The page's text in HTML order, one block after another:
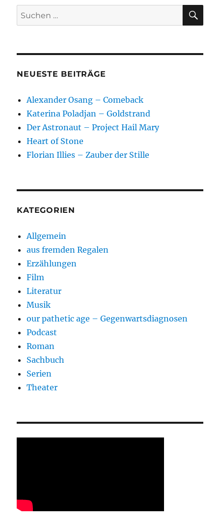
Suchen
nach:
NEUESTE BEITRÄGE
Alexander Osang – Comeback
Katerina Poladjan – Goldstrand
Der Astronaut – Project Hail Mary
Heart of Stone
Florian Illies – Zauber der Stille
KATEGORIEN
Allgemein
aus fremden Regalen
Erzählungen
Film
Literatur
Musik
our pathetic age – Gegenwartsdiagnosen
Podcast
Roman
Sachbuch
Serien
Theater